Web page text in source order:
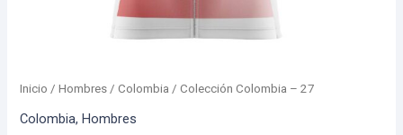
Inicio /Hombres /Colombia / Colección Colombia – 27
Colombia,Hombres